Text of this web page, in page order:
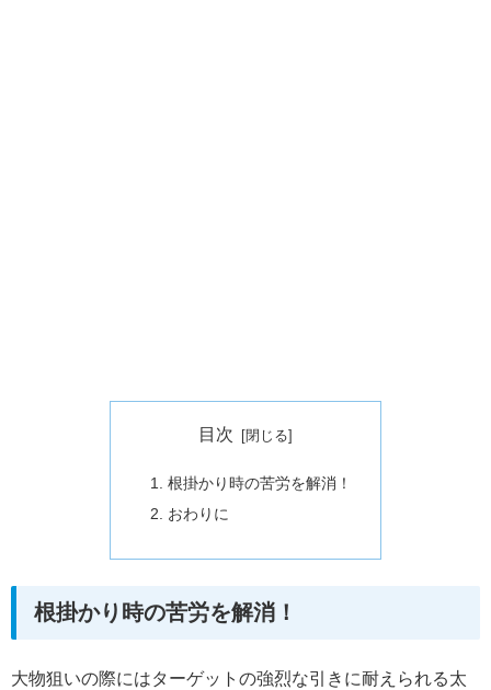
目次
根掛かり時の苦労を解消！
おわりに
根掛かり時の苦労を解消！
大物狙いの際にはターゲットの強烈な引きに耐えられる太